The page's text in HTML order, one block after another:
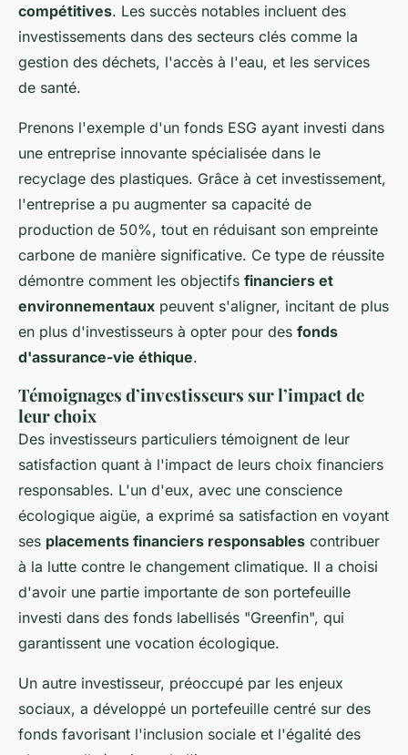
compétitives. Les succès notables incluent des
investissements dans des secteurs clés comme la
gestion des déchets, l'accès à l'eau, et les services
de santé.
Prenons l'exemple d'un fonds ESG ayant investi dans
une entreprise innovante spécialisée dans le
recyclage des plastiques. Grâce à cet investissement,
l'entreprise a pu augmenter sa capacité de
production de 50%, tout en réduisant son empreinte
carbone de manière significative. Ce type de réussite
démontre comment les objectifs financiers et
environnementaux peuvent s'aligner, incitant de plus
en plus d'investisseurs à opter pour des fonds
d'assurance-vie éthique.
Témoignages d’investisseurs sur l’impact de
leur choix
Des investisseurs particuliers témoignent de leur
satisfaction quant à l'impact de leurs choix financiers
responsables. L'un d'eux, avec une conscience
écologique aigüe, a exprimé sa satisfaction en voyant
ses placements financiers responsables contribuer
à la lutte contre le changement climatique. Il a choisi
d'avoir une partie importante de son portefeuille
investi dans des fonds labellisés "Greenfin", qui
garantissent une vocation écologique.
Un autre investisseur, préoccupé par les enjeux
sociaux, a développé un portefeuille centré sur des
fonds favorisant l'inclusion sociale et l'égalité des